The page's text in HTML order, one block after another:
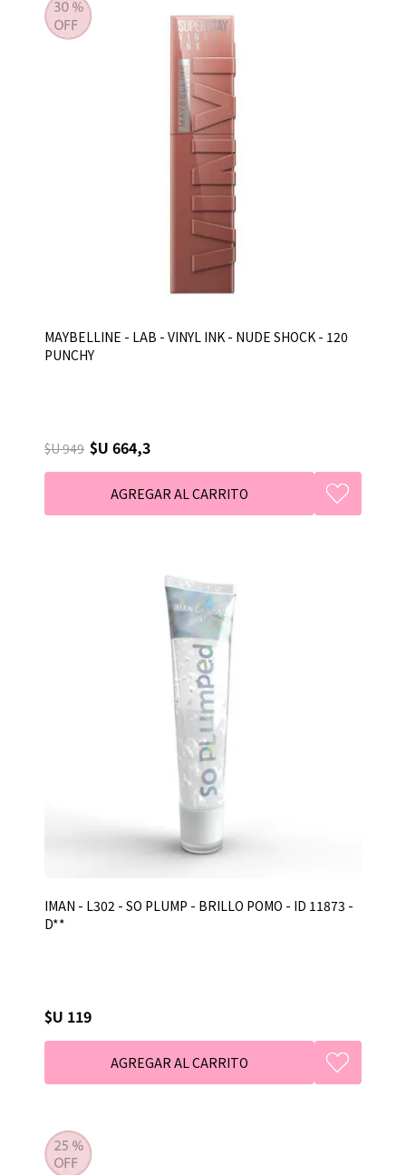
MAYBELLINE - LAB - VINYL INK - NUDE SHOCK - 120
PUNCHY
$U 949 $U 664,3
IMAN - L302 - SO PLUMP - BRILLO POMO - ID 11873 -
D**
$U 119